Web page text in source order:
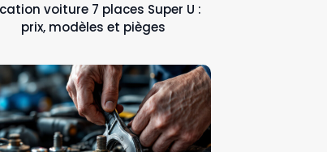
voiture 7 places Super U :
prix, modèles et pièges